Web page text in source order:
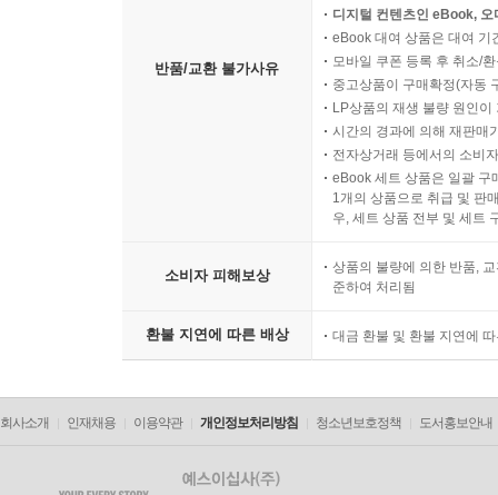
반품/교환 불가사유
디지털 컨텐츠인 eBook,
eBook 대여 상품은 대여 기
모바일 쿠폰 등록 후 취소/
중고상품이 구매확정(자동
LP상품의 재생 불량 원인
시간의 경과에 의해 재판매
전자상거래 등에서의 소비
eBook 세트 상품은 일괄 구
1개의 상품으로 취급 및 판
우, 세트 상품 전부 및 세트
소비자 피해보상
상품의 불량에 의한 반품,
준하여 처리됨
환불 지연에 따른 배상 대금 환불 및 환불 지연에
회사소개 인재채용 이용약관 개인정보처리방침 청소년보호정책 도서홍보안내